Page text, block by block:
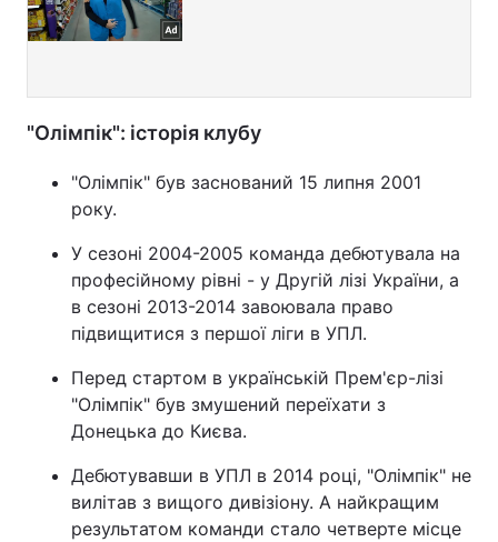
"Олімпік": історія клубу
"Олімпік" був заснований 15 липня 2001
року.
У сезоні 2004-2005 команда дебютувала на
професійному рівні - у Другій лізі України, а
в сезоні 2013-2014 завоювала право
підвищитися з першої ліги в УПЛ.
Перед стартом в українській Прем'єр-лізі
"Олімпік" був змушений переїхати з
Донецька до Києва.
Дебютувавши в УПЛ в 2014 році, "Олімпік" не
вилітав з вищого дивізіону. А найкращим
результатом команди стало четверте місце